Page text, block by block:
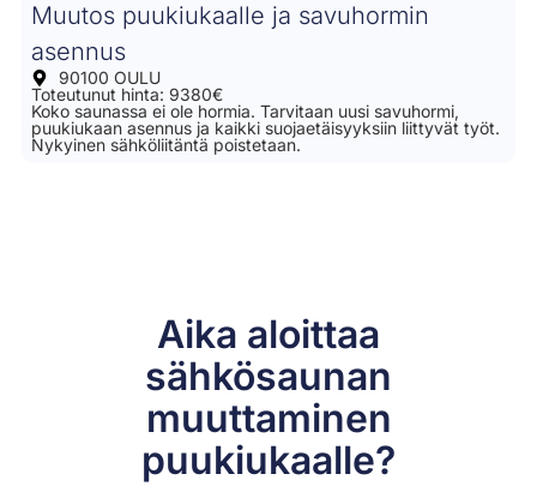
Muutos puukiukaalle ja savuhormin
asennus
90100 OULU
Toteutunut hinta: 9380€
Koko saunassa ei ole hormia. Tarvitaan uusi savuhormi,
puukiukaan asennus ja kaikki suojaetäisyyksiin liittyvät työt.
Nykyinen sähköliitäntä poistetaan.
Aika aloittaa
sähkösaunan
muuttaminen
puukiukaalle?